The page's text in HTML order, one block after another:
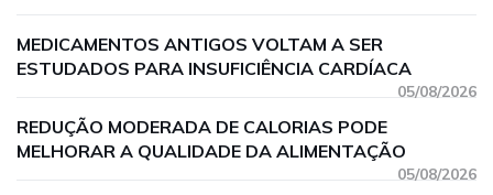
MEDICAMENTOS ANTIGOS VOLTAM A SER
ESTUDADOS PARA INSUFICIÊNCIA CARDÍACA
05/08/2026
REDUÇÃO MODERADA DE CALORIAS PODE
MELHORAR A QUALIDADE DA ALIMENTAÇÃO
05/08/2026